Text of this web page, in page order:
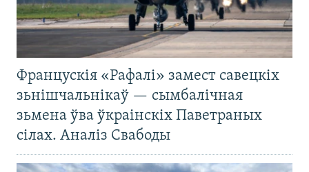
Францускія «Рафалі» замест савецкіх
зьнішчальнікаў — сымбалічная
зьмена ўва ўкраінскіх Паветраных
сілах. Аналіз Свабоды